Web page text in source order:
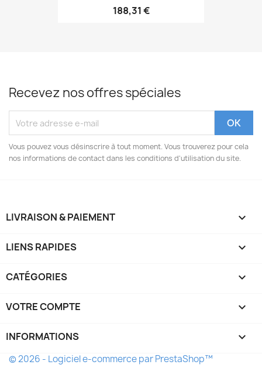
188,31 €
Recevez nos offres spéciales
Vous pouvez vous désinscrire à tout moment. Vous trouverez pour cela
nos informations de contact dans les conditions d'utilisation du site.
LIVRAISON & PAIEMENT 
LIENS RAPIDES 
CATÉGORIES 
VOTRE COMPTE 
INFORMATIONS keyboard_arrow_down
© 2026 - Logiciel e-commerce par PrestaShop™